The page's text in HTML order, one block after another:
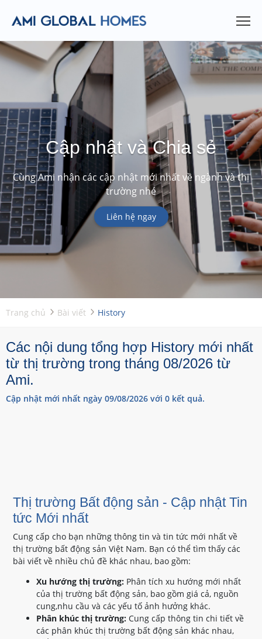
Cập nhật và Chia sẻ
Cùng Ami nhận các cập nhật mới nhất về ngành và thị
trường nhé
Liên hệ ngay
Trang chủ Bài viết History
Các nội dung tổng hợp History mới nhất
từ thị trường trong tháng 08/2026 từ
Ami.
Cập nhật mới nhất ngày 09/08/2026 với 0 kết quả.
Thị trường Bất động sản - Cập nhật Tin
tức Mới nhất
Cung cấp cho bạn những thông tin và tin tức mới nhất về
thị trường bất động sản Việt Nam. Bạn có thể tìm thấy các
bài viết về nhiều chủ đề khác nhau, bao gồm:
Xu hướng thị trường: Phân tích xu hướng mới nhất
của thị trường bất động sản, bao gồm giá cả, nguồn
cung,nhu cầu và các yếu tố ảnh hưởng khác.
Phân khúc thị trường: Cung cấp thông tin chi tiết về
các phân khúc thị trường bất động sản khác nhau,